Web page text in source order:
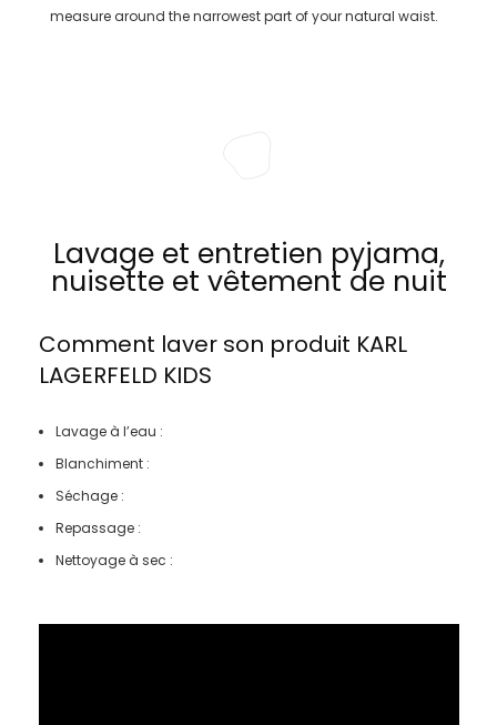
measure around the narrowest part of your natural waist.
Lavage et entretien pyjama,
nuisette et vêtement de nuit
Comment laver son produit KARL
LAGERFELD KIDS
Lavage à l’eau :
Blanchiment :
Séchage :
Repassage :
Nettoyage à sec :